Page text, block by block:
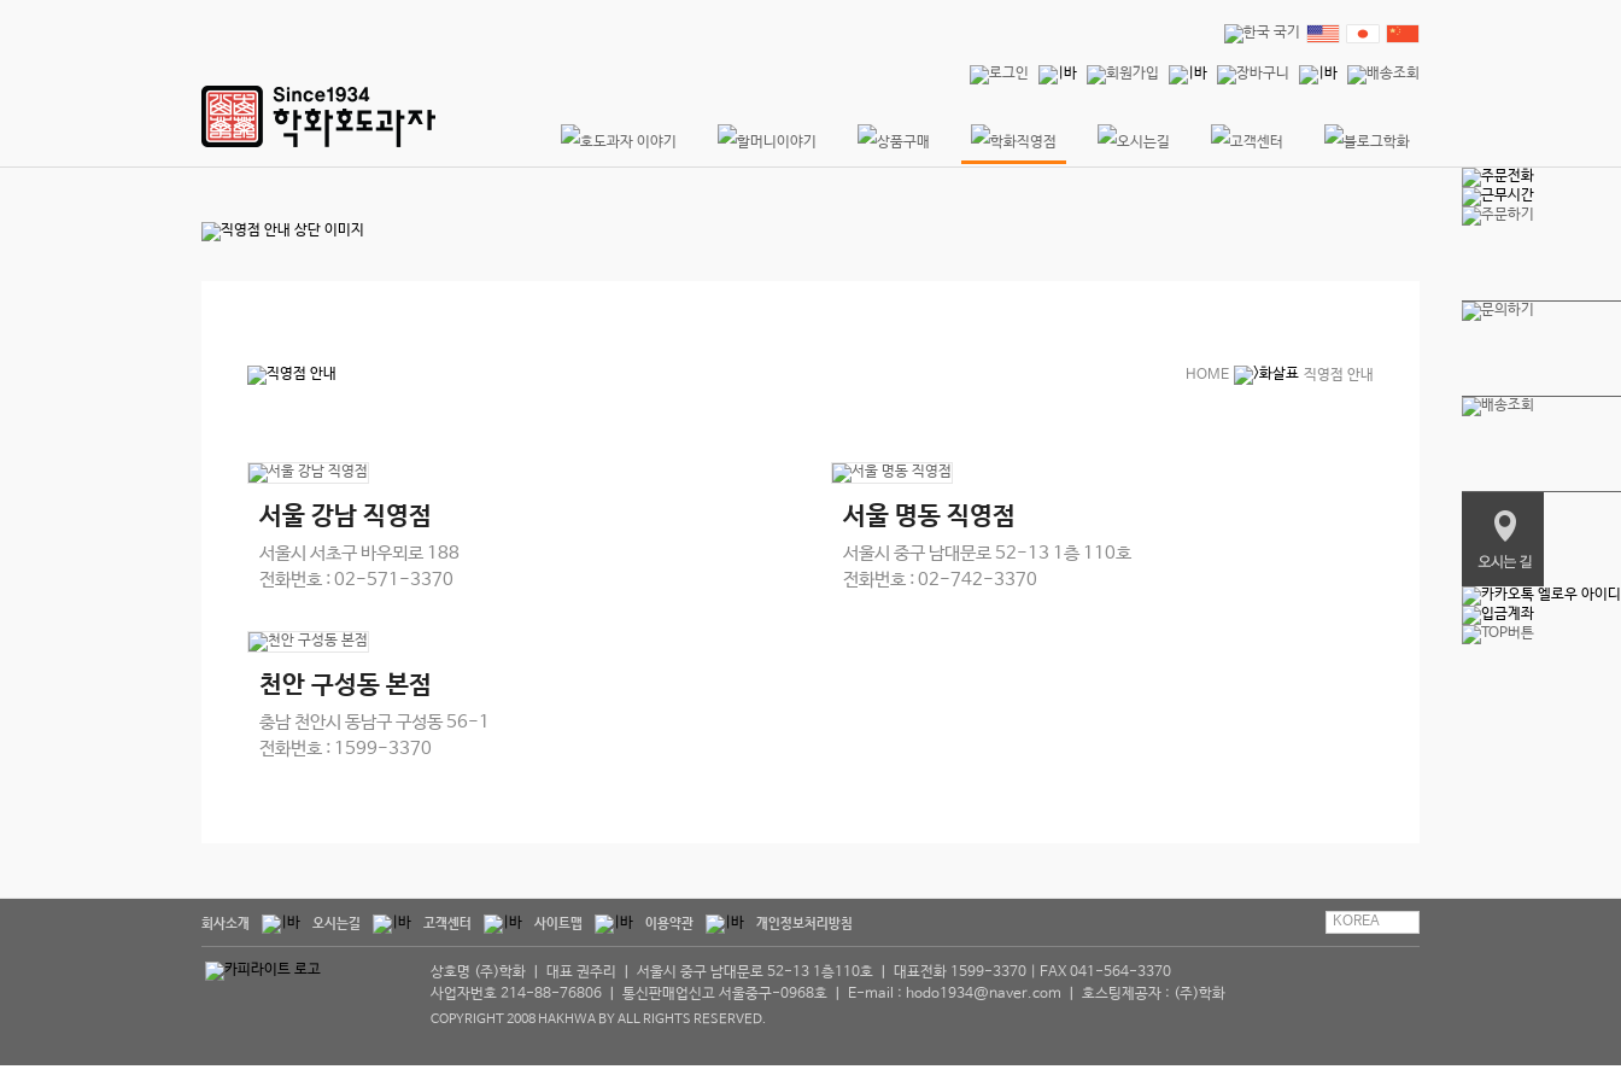
HOME 직영점 안내
서울 강남 직영점
서울시 서초구 바우뫼로 188
전화번호 : 02-571-3370
서울 명동 직영점
서울시 중구 남대문로 52-13 1층 110호
전화번호 : 02-742-3370
천안 구성동 본점
충남 천안시 동남구 구성동 56-1
전화번호 : 1599-3370
회사소개 오시는길 고객센터 사이트맵 이용약관 개인정보처리방침 KOREA
상호명 (주)학화 ㅣ 대표 권주리 ㅣ 서울시 중구 남대문로 52-13 1층110호 ㅣ 대표전화 1599-3370 | FAX 041-564-3370
사업자번호 214-88-76806 ㅣ 통신판매업신고 서울중구-0968호 ㅣ E-mail : hodo1934@naver.com ㅣ 호스팅제공자 : (주)학화
COPYRIGHT 2008 HAKHWA BY ALL RIGHTS RESERVED.